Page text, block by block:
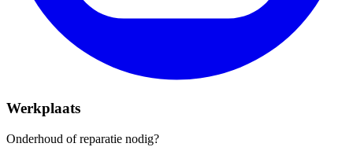
Werkplaats
Onderhoud of reparatie nodig?